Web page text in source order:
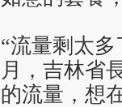
“流量剩太
月，吉林省
的流量，想